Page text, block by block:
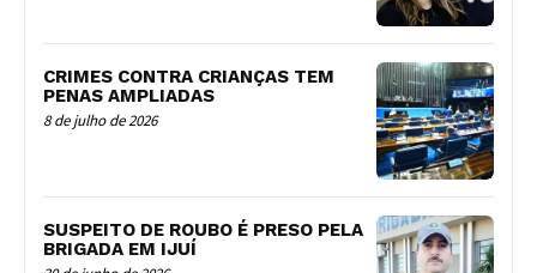
CRIMES CONTRA CRIANÇAS TEM
PENAS AMPLIADAS
8 de julho de 2026
SUSPEITO DE ROUBO É PRESO PELA
BRIGADA EM IJUÍ